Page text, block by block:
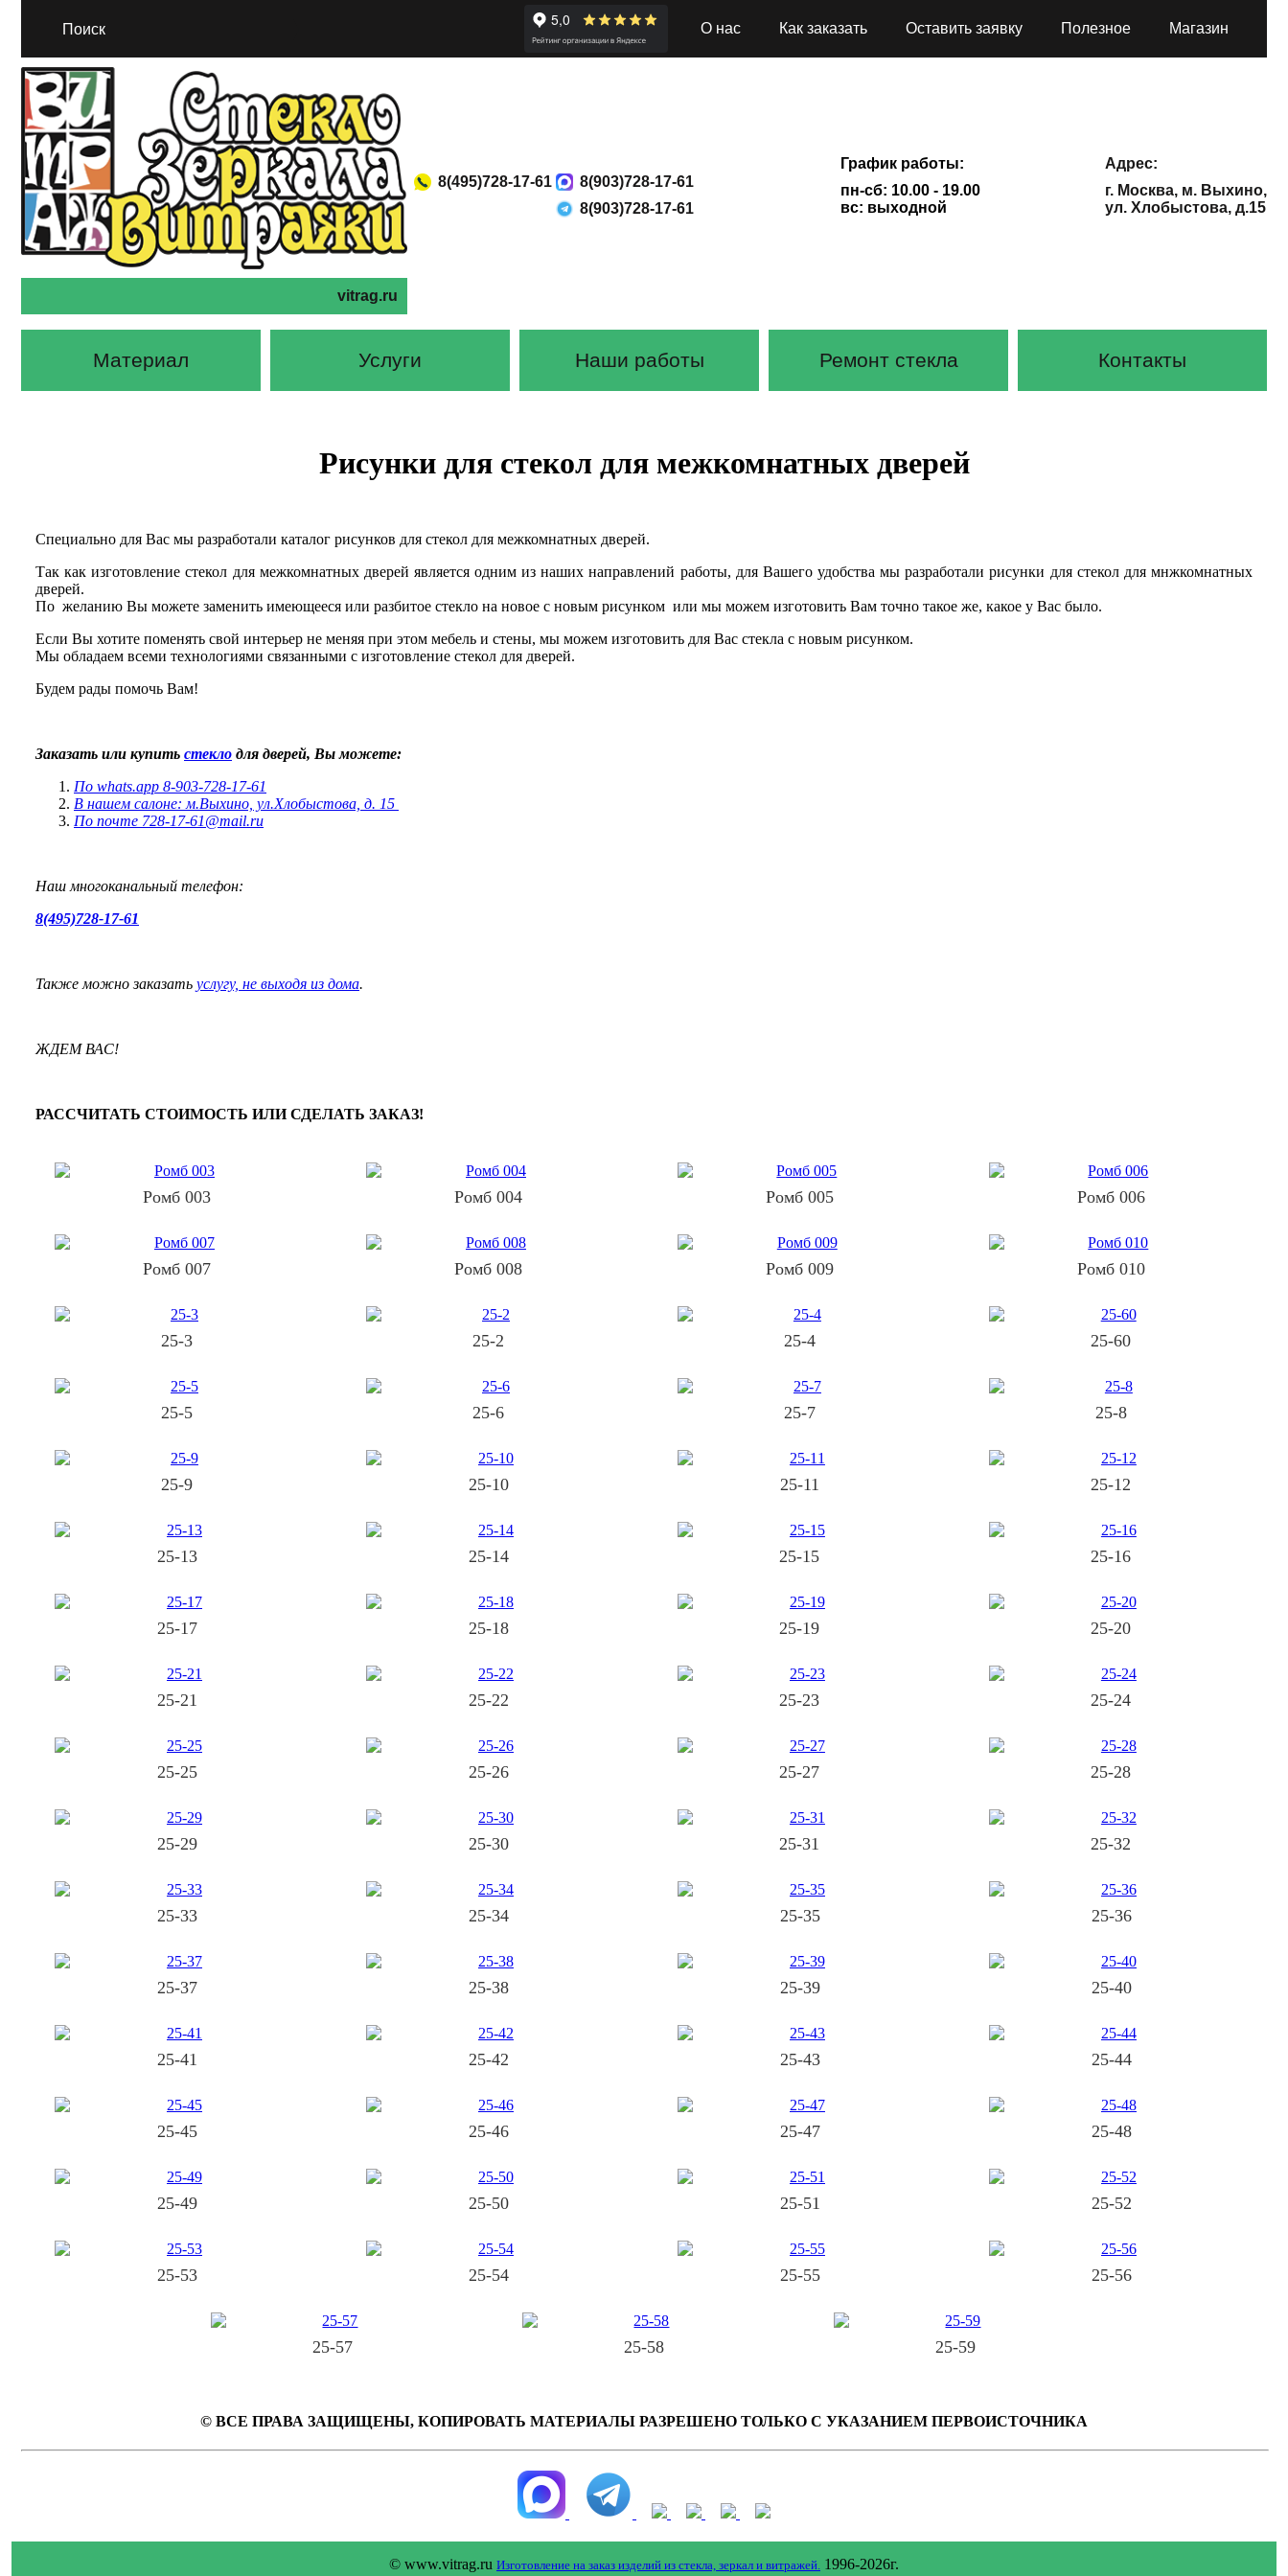
О нас Как заказать Оставить заявку Полезное Магазин
vitrag.ru
8(495)728-17-61
8(903)728-17-61
8(903)728-17-61
График работы:
пн-сб: 10.00 - 19.00
вс: выходной
Адрес:
г. Москва, м. Выхино,
ул. Хлобыстова, д.15
Материал Услуги Наши работы Ремонт стекла Контакты
Рисунки для стекол для межкомнатных дверей
Специально для Вас мы разработали каталог рисунков для стекол для межкомнатных дверей.
Так как изготовление стекол для межкомнатных дверей является одним из наших направлений работы, для Вашего удобства мы разработали рисунки для стекол для мнжкомнатных
дверей.
По желанию Вы можете заменить имеющееся или разбитое стекло на новое с новым рисунком или мы можем изготовить Вам точно такое же, какое у Вас было.
Если Вы хотите поменять свой интерьер не меняя при этом мебель и стены, мы можем изготовить для Вас стекла с новым рисунком.
Мы обладаем всеми технологиями связанными с изготовление стекол для дверей.
Будем рады помочь Вам!
Заказать или купить стекло для дверей, Вы можете:
По whats.app 8-903-728-17-61
В нашем салоне: м.Выхино, ул.Хлобыстова, д. 15
По почте 728-17-61@mail.ru
Наш многоканальный телефон:
8(495)728-17-61
Также можно заказать услугу, не выходя из дома.
ЖДЕМ ВАС!
РАССЧИТАТЬ СТОИМОСТЬ ИЛИ СДЕЛАТЬ ЗАКАЗ!
Ромб 003 Ромб 004 Ромб 005 Ромб 006
Ромб 007 Ромб 008 Ромб 009 Ромб 010
25-3 25-2 25-4 25-60
25-5 25-6 25-7 25-8
25-9 25-10 25-11 25-12
25-13 25-14 25-15 25-16
25-17 25-18 25-19 25-20
25-21 25-22 25-23 25-24
25-25 25-26 25-27 25-28
25-29 25-30 25-31 25-32
25-33 25-34 25-35 25-36
25-37 25-38 25-39 25-40
25-41 25-42 25-43 25-44
25-45 25-46 25-47 25-48
25-49 25-50 25-51 25-52
25-53 25-54 25-55 25-56
25-57 25-58 25-59
© ВСЕ ПРАВА ЗАЩИЩЕНЫ, КОПИРОВАТЬ МАТЕРИАЛЫ РАЗРЕШЕНО ТОЛЬКО С УКАЗАНИЕМ ПЕРВОИСТОЧНИКА
© www.vitrag.ru Изготовление на заказ изделий из стекла, зеркал и витражей. 1996-2026г.